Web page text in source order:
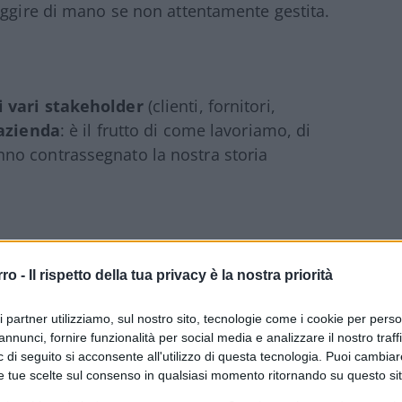
- Il rispetto della tua privacy è la nostra priorità
partner utilizziamo, sul nostro sito, tecnologie come i cookie per
fornire funzionalità per social media e analizzare il nostro
di seguito si acconsente all'utilizzo di questa tecnologia. Puoi
tue scelte sul consenso in qualsiasi momento ritornando su questo
di mano se non attentamente gestita.
vari stakeholder(clienti, fornitori,
: è il frutto di come lavoriamo, di
contrassegnato la nostra storia
aspettative, opinioni
con te. La web reputation è il
che fai e dei valori che sposi, e
della brand reputation, visto che gran